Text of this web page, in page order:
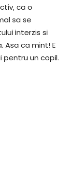
ca o
sa se
interzis si
Asa ca mint! E
un copil.